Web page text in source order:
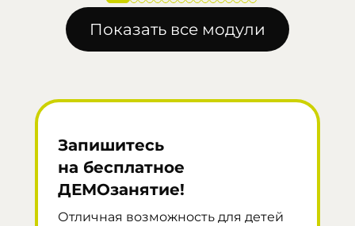
Показать все модули
Запишитесь
на бесплатное
ДЕМОзанятие!
Отличная возможность для детей